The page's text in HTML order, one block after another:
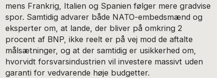
mens Frankrig, Italien og Spanien følger mere gradvise
spor. Samtidig advarer både NATO-embedsmænd og
eksperter om, at lande, der bliver på omkring 2
procent af BNP, ikke reelt er på vej mod de aftalte
målsætninger, og at der samtidig er usikkerhed om,
hvorvidt forsvarsindustrien vil investere massivt uden
garanti for vedvarende høje budgetter.